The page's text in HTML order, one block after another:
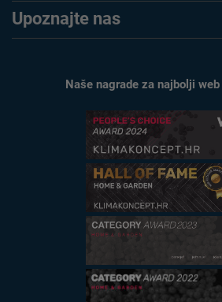
Upoznajte nas
Naše nagrade za najbolji